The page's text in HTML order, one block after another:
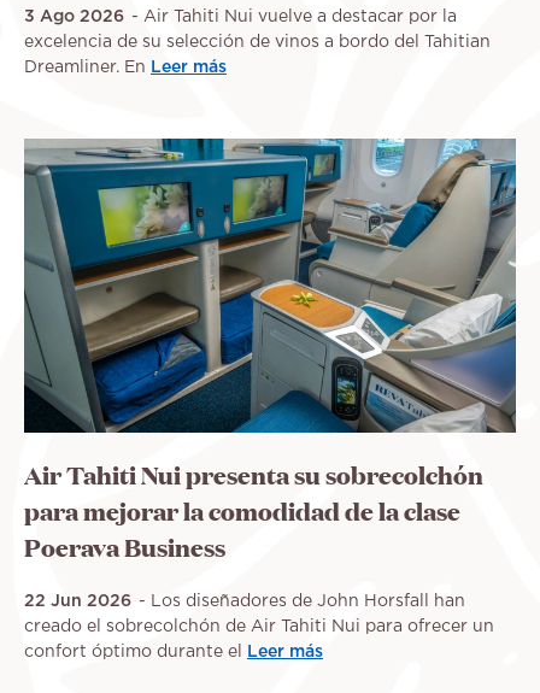
3 Ago 2026
Air Tahiti Nui vuelve a destacar por la
excelencia de su selección de vinos a bordo del Tahitian
Dreamliner. En
Leer más
Air Tahiti Nui presenta su sobrecolchón
para mejorar la comodidad de la clase
Poerava Business
22 Jun 2026
Los diseñadores de John Horsfall han
creado el sobrecolchón de Air Tahiti Nui para ofrecer un
confort óptimo durante el
Leer más